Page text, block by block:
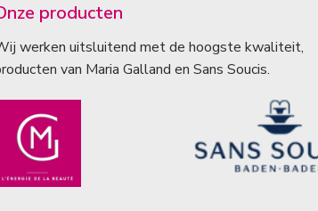
producten
werken uitsluitend met de hoogste kwaliteit,
van Maria Galland en Sans Soucis.